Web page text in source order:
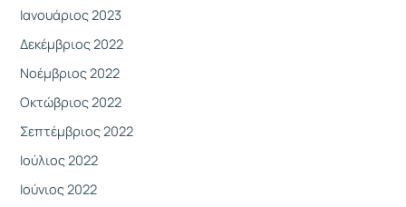
Ιανουάριος 2023
Δεκέμβριος 2022
Νοέμβριος 2022
Οκτώβριος 2022
Σεπτέμβριος 2022
Ιούλιος 2022
Ιούνιος 2022